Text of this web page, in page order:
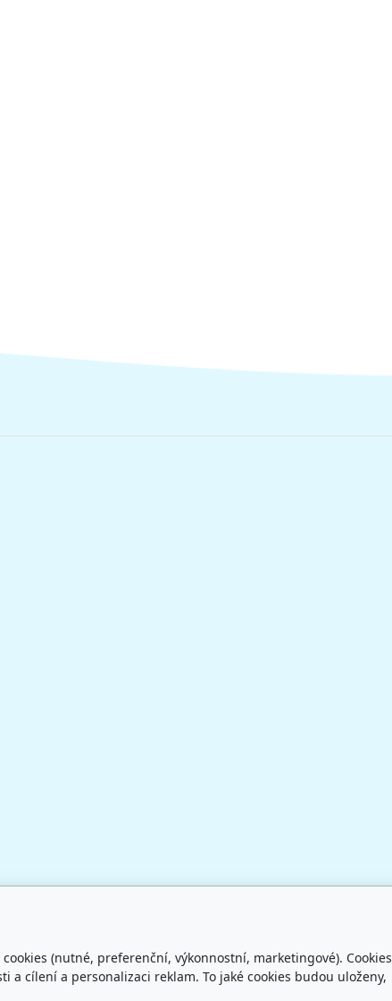
(nutné, preferenční, výkonnostní, marketingové). Cookies
cílení a personalizaci reklam. To jaké cookies budou uloženy,